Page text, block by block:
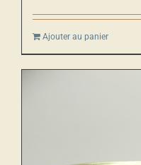
Ajouter au panier